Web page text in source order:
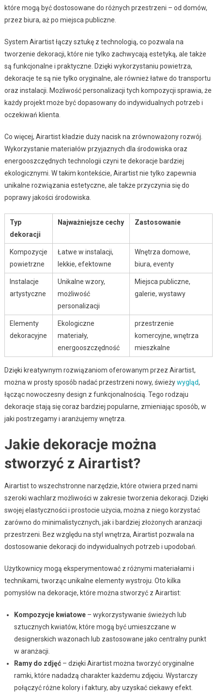
które mogą być dostosowane do różnych przestrzeni – od domów,
przez biura, aż po miejsca publiczne.
System Airartist łączy sztukę z technologią, co pozwala na
tworzenie dekoracji, które nie tylko zachwycają estetyką, ale także
są funkcjonalne i praktyczne. Dzięki wykorzystaniu powietrza,
dekoracje te są nie tylko oryginalne, ale również łatwe do transportu
oraz instalacji. Możliwość personalizacji tych kompozycji sprawia, że
każdy projekt może być dopasowany do indywidualnych potrzeb i
oczekiwań klienta.
Co więcej, Airartist kładzie duży nacisk na zrównoważony rozwój.
Wykorzystanie materiałów przyjaznych dla środowiska oraz
energooszczędnych technologii czyni te dekoracje bardziej
ekologicznymi. W takim kontekście, Airartist nie tylko zapewnia
unikalne rozwiązania estetyczne, ale także przyczynia się do
poprawy jakości środowiska.
Typ
dekoracji
Najważniejsze cechy Zastosowanie
Kompozycje
powietrzne
Łatwe w instalacji,
lekkie, efektowne
Wnętrza domowe,
biura, eventy
Instalacje
artystyczne
Unikalne wzory,
możliwość
personalizacji
Miejsca publiczne,
galerie, wystawy
Elementy
dekoracyjne
Ekologiczne
materiały,
energooszczędność
przestrzenie
komercyjne, wnętrza
mieszkalne
Dzięki kreatywnym rozwiązaniom oferowanym przez Airartist,
można w prosty sposób nadać przestrzeni nowy, świeżywygląd,
łącząc nowoczesny design z funkcjonalnością. Tego rodzaju
dekoracje stają się coraz bardziej popularne, zmieniając sposób, w
jaki postrzegamy i aranżujemy wnętrza.
Jakie dekoracje można
stworzyć z Airartist?
Airartist to wszechstronne narzędzie, które otwiera przed nami
szeroki wachlarz możliwości w zakresie tworzenia dekoracji. Dzięki
swojej elastyczności i prostocie użycia, można z niego korzystać
zarówno do minimalistycznych, jak i bardziej złożonych aranżacji
przestrzeni. Bez względu na styl wnętrza, Airartist pozwala na
dostosowanie dekoracji do indywidualnych potrzeb i upodobań.
Użytkownicy mogą eksperymentować z różnymi materiałami i
technikami, tworząc unikalne elementy wystroju. Oto kilka
pomysłów na dekoracje, które można stworzyć z Airartist:
Kompozycje kwiatowe– wykorzystywanie świeżych lub
sztucznych kwiatów, które mogą być umieszczane w
designerskich wazonach lub zastosowane jako centralny punkt
w aranżacji.
Ramy do zdjęć– dzięki Airartist można tworzyć oryginalne
ramki, które nadadzą charakter każdemu zdjęciu. Wystarczy
połączyć różne kolory i faktury, aby uzyskać ciekawy efekt.